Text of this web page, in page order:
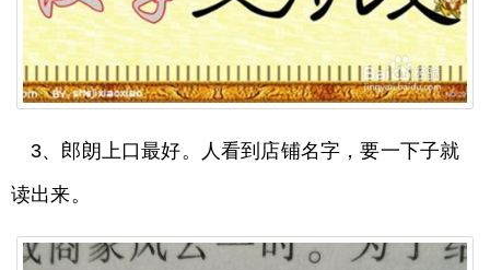
3、郎朗上口最好。人看到店铺名字，要一下子就
读出来。